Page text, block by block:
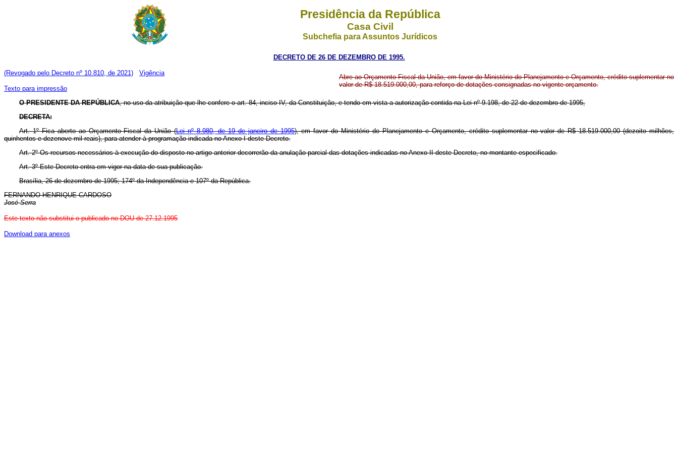
Presidência da República
Casa Civil
Subchefia para Assuntos Jurídicos
DECRETO DE 26 DE DEZEMBRO DE 1995.
(Revogado pelo Decreto nº 10.810, de 2021) Vigência
Texto para impressão
Abre ao Orçamento Fiscal da União, em favor do Ministério do Planejamento e Orçamento, crédito suplementar no
valor de R$ 18.519.000,00, para reforço de dotações consignadas no vigente orçamento.
O PRESIDENTE DA REPÚBLICA, no uso da atribuição que lhe confere o art. 84, inciso IV, da Constituição, e tendo em vista a autorização contida na Lei nº 9.198, de 22 de dezembro de 1995,
DECRETA:
Art. 1º Fica aberto ao Orçamento Fiscal da União (Lei nº 8.980, de 19 de janeiro de 1995), em favor do Ministério do Planejamento e Orçamento, crédito suplementar no valor de R$ 18.519.000,00 (dezoito milhões,
quinhentos e dezenove mil reais), para atender à programação indicada no Anexo I deste Decreto.
Art. 2º Os recursos necessários à execução do disposto no artigo anterior decorrerão da anulação parcial das dotações indicadas no Anexo II deste Decreto, no montante especificado.
Art. 3º Este Decreto entra em vigor na data de sua publicação.
Brasília, 26 de dezembro de 1995; 174º da Independência e 107º da República.
FERNANDO HENRIQUE CARDOSO
José Serra
Este texto não substitui o publicado no DOU de 27.12.1995
Download para anexos